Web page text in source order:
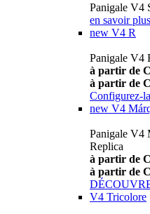
Panigale V4
en savoir plus
new V4 R
Panigale V4
à partir de
à partir de
Configurez-la
new V4
Panigale V4
Replica
à partir de
à partir de
V4 Tricolore